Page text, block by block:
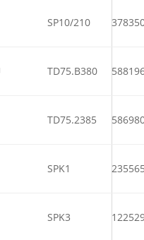
SP10/210
TD75.B380
TD75.2385
SPK1
SPK3